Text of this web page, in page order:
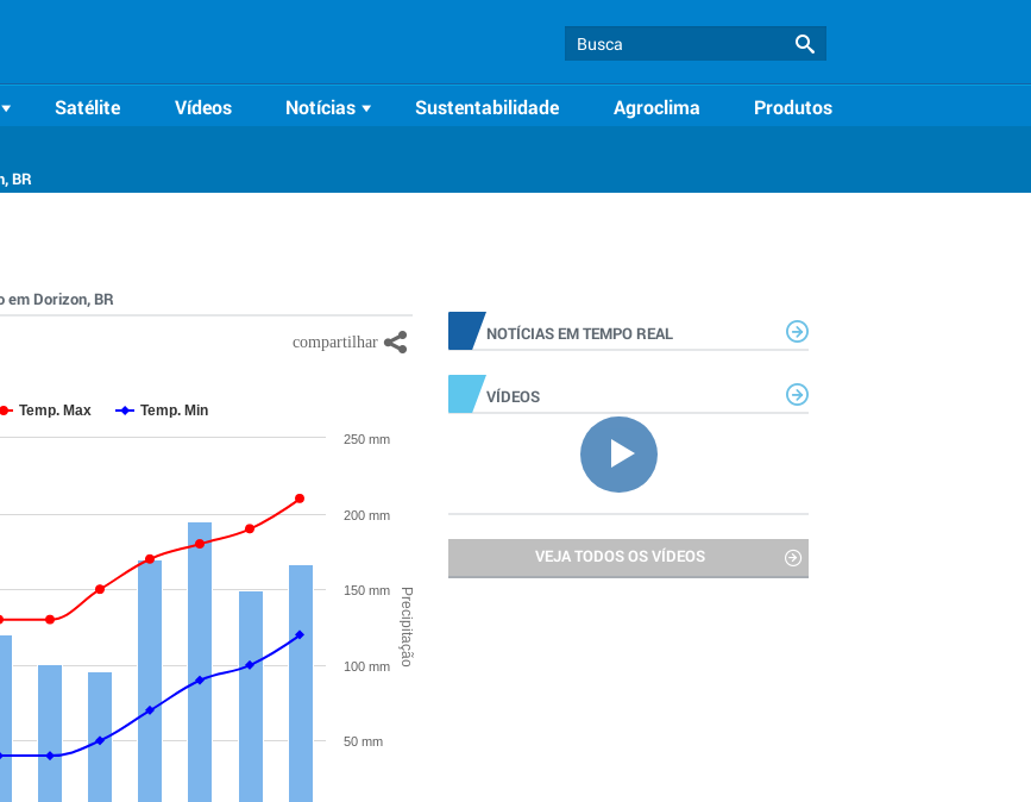
Satélite Vídeos Notícias Sustentabilidade Agroclima Produtos
BR
em Dorizon, BR
Precipitação
Temp. Max Temp. Min
50 mm
100 mm
150 mm
200 mm
250 mm
NOTÍCIAS EM TEMPO REAL
VÍDEOS
VEJA TODOS OS VÍDEOS